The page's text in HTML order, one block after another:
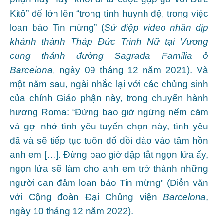
Kitô” để lớn lên “trong tình huynh đệ, trong việc
loan báo Tin mừng” (Sứ điệp video nhân dịp
khánh thành Tháp Đức Trinh Nữ tại Vương
cung thánh đường Sagrada Família ở
Barcelona, ngày 09 tháng 12 năm 2021). Và
một năm sau, ngài nhắc lại với các chủng sinh
của chính Giáo phận này, trong chuyến hành
hương Roma: “Đừng bao giờ ngừng nếm cảm
và gợi nhớ tình yêu tuyển chọn này, tình yêu
đã và sẽ tiếp tục tuôn đổ dồi dào vào tâm hồn
anh em […]. Đừng bao giờ dập tắt ngọn lửa ấy,
ngọn lửa sẽ làm cho anh em trở thành những
người can đảm loan báo Tin mừng” (Diễn văn
với Cộng đoàn Đại Chủng viện Barcelona,
ngày 10 tháng 12 năm 2022).